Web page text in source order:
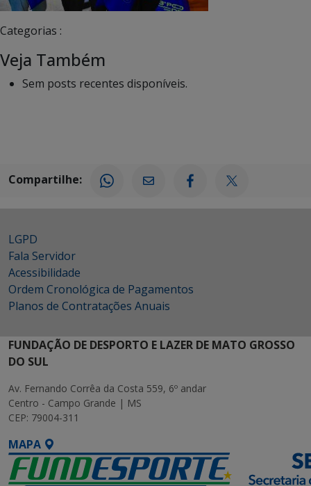
Categorias :
Veja Também
Sem posts recentes disponíveis.
Compartilhe:
LGPD
Fala Servidor
Acessibilidade
Ordem Cronológica de Pagamentos
Planos de Contratações Anuais
FUNDAÇÃO DE DESPORTO E LAZER DE MATO GROSSO
DO SUL
Av. Fernando Corrêa da Costa 559, 6º andar
Centro - Campo Grande | MS
CEP: 79004-311
MAPA